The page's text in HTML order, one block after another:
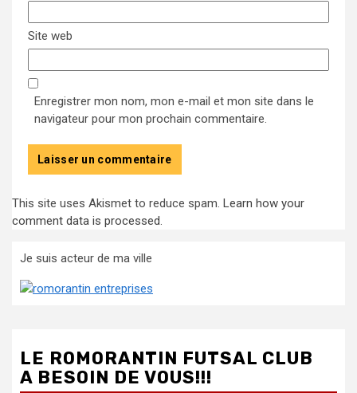
Site web
Enregistrer mon nom, mon e-mail et mon site dans le
navigateur pour mon prochain commentaire.
This site uses Akismet to reduce spam. Learn how your
comment data is processed.
Je suis acteur de ma ville
LE ROMORANTIN FUTSAL CLUB
A BESOIN DE VOUS!!!